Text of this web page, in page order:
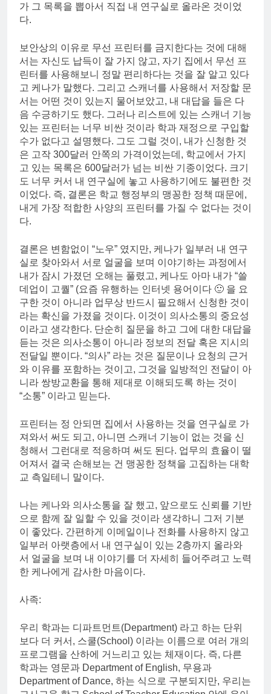
가 그 목록을 뽑아서 직접 내 연구실로 올라온 것이었
다.
보안상의 이유로 무선 프린터를 금지한다는 것에 대해
서는 자신도 납득이 잘 가지 않고, 자기 집에서 무선 프
린터를 사용해보니 정말 편리하다는 것을 잘 알고 있다
고 케나가 말했다. 그리고 스캐너를 사용해서 저장할 문
서는 어떤 것이 있는지 물어보았고, 내 대답을 들은 다
음 수긍하기도 했다. 그러나 리스트에 있는 스캐너 기능
있는 프린터는 너무 비싼 것이라 학과 재정으로 구입할
수가 없다고 설명했다. 그도 그럴 것이, 내가 신청한 것
은 고작 300달러 안쪽의 가격이었는데, 학교에서 가지
고 있는 목록은 600달러가 넘는 비싼 기종이었다. 크기
도 너무 커서 내 연구실에 놓고 사용하기에도 불편한 것
이었다. 즉, 결론은 학교 행정부의 맹꽁한 정책 때문에,
내게 가장 적합한 사양의 프린터를 가질 수 없다는 것이
다.
결론은 변함없이 “노우” 였지만, 케나가 일부러 내 연구
실로 찾아와서 서로 얼굴을 보며 이야기하는 과정에서
내가 잠시 가졌던 오해는 풀렸고, 케나도 아마 내가 “쓸
데업이 고퀄” (요즘 유행하는 인터넷 용어이다 🙂 을 요
구한 것이 아니라 업무상 반드시 필요해서 신청한 것이
라는 확신을 가졌을 것이다. 이것이 의사소통의 중요성
이라고 생각한다. 단순히 질문을 하고 그에 대한 대답을
듣는 것은 의사소통이 아니라 정보의 전달 혹은 지시의
전달일 뿐이다. “의사” 라는 것은 질문이나 요청의 근거
와 이유를 포함하는 것이고, 그것을 일방적인 전달이 아
니라 쌍방교환을 통해 제대로 이해되도록 하는 것이
“소통” 이라고 믿는다.
프린터는 정 안되면 집에서 사용하는 것을 연구실로 가
져와서 써도 되고, 아니면 스캐너 기능이 없는 것을 신
청해서 그런대로 적응하며 써도 된다. 업무의 효율이 떨
어져서 결국 손해보는 건 맹꽁한 정책을 고집하는 대학
교 측일테니 말이다.
나는 케나와 의사소통을 잘 했고, 앞으로도 신뢰를 기반
으로 함께 잘 일할 수 있을 것이라 생각하니 그저 기분
이 좋았다. 간편하게 이메일이나 전화를 사용하지 않고
일부러 아랫층에서 내 연구실이 있는 2층까지 올라와
서 얼굴을 보며 내 이야기를 더 자세히 들어주려고 노력
한 케나에게 감사한 마음이다.
사족:
우리 학과는 디파트먼트(Department) 라고 하는 단위
보다 더 커서, 스쿨(School) 이라는 이름으로 여러 개의
프로그램을 산하에 거느리고 있는 체재이다. 즉, 다른
학과는 영문과 Department of English, 무용과
Department of Dance, 하는 식으로 구분되지만, 우리는